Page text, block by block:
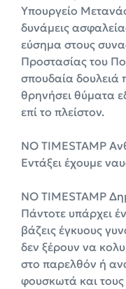
Υπουργείο
δυνάμεις
εύσημα στους
Προστασίας του
σπουδαία δουλειά
θρηνήσει θύματα
επί το πλείστον.
NO TIMESTAMP
Εντάξει έχουμε
NO TIMESTAMP
Πάντοτε υπάρχει
βάζεις έγκυους
δεν ξέρουν να
στο παρελθόν ή
φουσκωτά και